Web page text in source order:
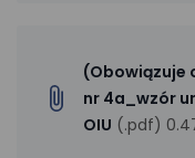
(Obowiązuje
nr 4a_wzór
OIU (.pdf)